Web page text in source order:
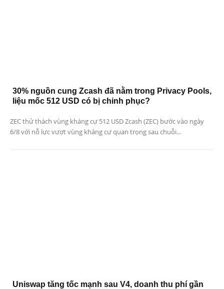
30% nguồn cung Zcash đã nằm trong Privacy Pools,
liệu mốc 512 USD có bị chinh phục?
ZEC thử thách vùng kháng cự 512 USD Zcash (ZEC) bước vào ngày
6/8 với nỗ lực vượt vùng kháng cự quan trọng sau chuỗi...
Uniswap tăng tốc mạnh sau V4, doanh thu phí gần